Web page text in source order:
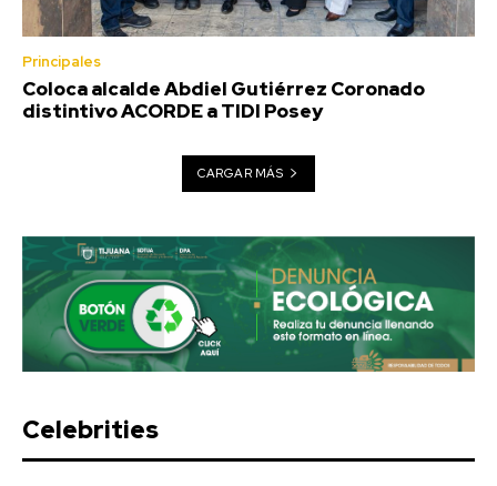
Principales
Coloca alcalde Abdiel Gutiérrez Coronado
distintivo ACORDE a TIDI Posey
CARGAR MÁS
Celebrities